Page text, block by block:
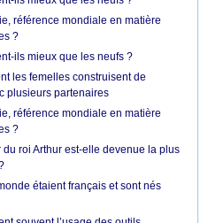
référence mondiale en matière
?
ils mieux que les neufs ?
les femelles construisent de
plusieurs partenaires
référence mondiale en matière
?
roi Arthur est-elle devenue la plus
étaient français et sont nés